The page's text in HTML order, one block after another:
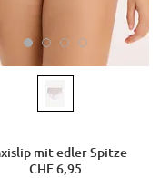
mit edler Spitze
CHF 6,95